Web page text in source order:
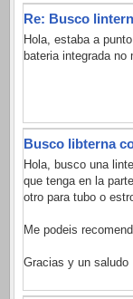
Re: Busco
Hola, estaba a
bateria integrada
Busco libterna
Hola, busco una
que tenga en la
otro para tubo o
Me podeis
Gracias y un saludo